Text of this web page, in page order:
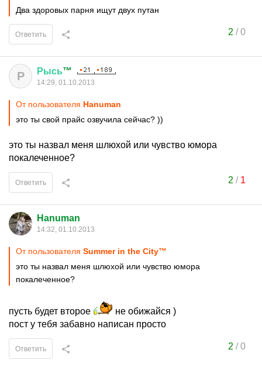
Два здоровых парня ищут двух путан
2 /0
Ответить
Р Рысь™
14:29, 01.10.2013
От пользователя Hanuman
это ты свой прайс озвучила сейчас? ))
это ты назвал меня шлюхой или чувство юмора
покалеченное?
2 / 1
Ответить
Hanuman
14:32, 01.10.2013
От пользователя Summer in the City™
это ты назвал меня шлюхой или чувство юмора
покалеченное?
пусть будет второе
не обижайся )
пост у тебя забавно написан просто
2 /0
Ответить